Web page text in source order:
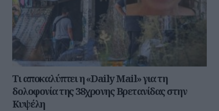
Τι αποκαλύπτει η «Daily Mail» για τη
δολοφονία της 38χρονης Βρετανίδας στην
Κυψέλη